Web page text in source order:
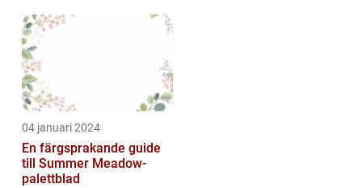
04 januari 2024
En färgsprakande guide
till Summer Meadow-
palettblad